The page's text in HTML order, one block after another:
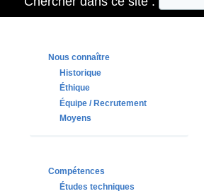
Nous connaître
Historique
Éthique
Équipe / Recrutement
Moyens
Compétences
Études techniques